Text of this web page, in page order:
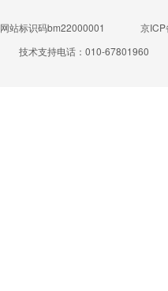
网站标识码bm22000001
京
技术支持电话：010-67801960